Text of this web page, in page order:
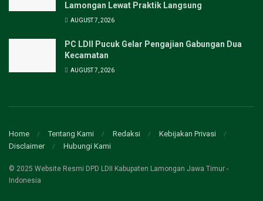
Lamongan Lewat Praktik Langsung
AUGUST 7, 2026
PC LDII Pucuk Gelar Pengajian Gabungan Dua
Kecamatan
AUGUST 7, 2026
Home Tentang Kami Redaksi
Kebijakan Privasi
Disclaimer
Hubungi Kami
© 2025 Website Resmi DPD LDII Kabupaten Lamongan Jawa Timur -
Indonesia